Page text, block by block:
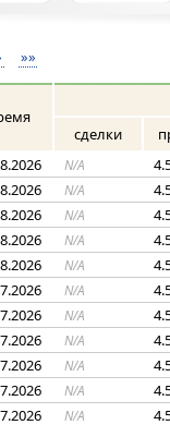
»»
сделки
N/A
N/A
N/A
N/A
N/A
N/A
N/A
N/A
N/A
N/A
N/A